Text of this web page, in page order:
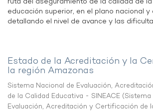
educación superior, en el plano nacional y
detallando el nivel de avance y las
Estado de la Acreditación y la
la región Amazonas
Sistema Nacional de Evaluación,
de la Calidad Educativa - SINEACE (
Evaluación, Acreditación y Certificación de